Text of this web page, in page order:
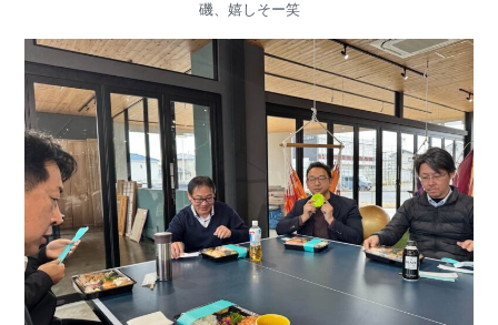
磯、嬉しそー笑